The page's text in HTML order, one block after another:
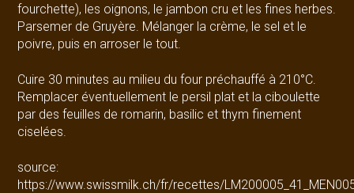
fourchette), les oignons, le jambon cru et les fines herbes.
Parsemer de Gruyère. Mélanger la crème, le sel et le
poivre, puis en arroser le tout.
Cuire 30 minutes au milieu du four préchauffé à 210°C.
Remplacer éventuellement le persil plat et la ciboulette
par des feuilles de romarin, basilic et thym finement
ciselées.
source:
https://www.swissmilk.ch/fr/recettes/